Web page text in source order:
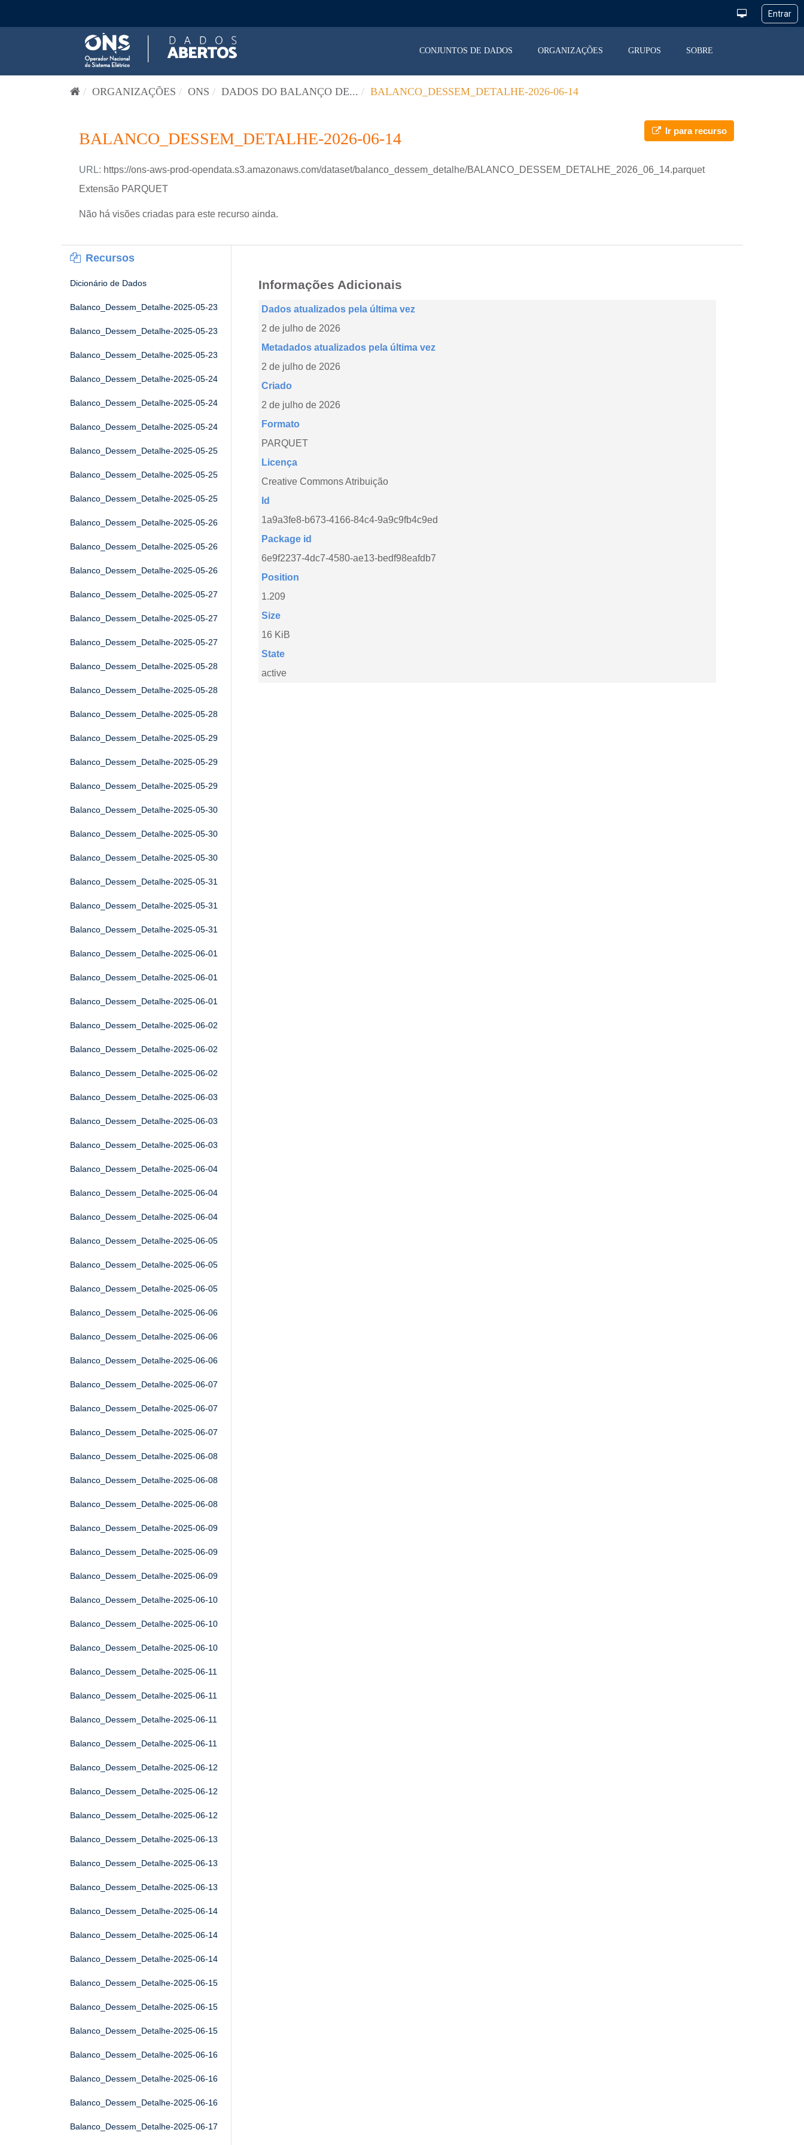
CONJUNTOS DE DADOS ORGANIZAÇÕES GRUPOS SOBRE
ORGANIZAÇÕES ONS DADOS DO BALANÇO DE... BALANCO_DESSEM_DETALHE-2026-06-14
Ir para recurso
BALANCO_DESSEM_DETALHE-2026-06-14
URL: https://ons-aws-prod-opendata.s3.amazonaws.com/dataset/balanco_dessem_detalhe/BALANCO_DESSEM_DETALHE_2026_06_14.parquet
Extensão PARQUET
Não há visões criadas para este recurso ainda.
Recursos
Dicionário de Dados
Balanco_Dessem_Detalhe-2025-05-23
Balanco_Dessem_Detalhe-2025-05-23
Balanco_Dessem_Detalhe-2025-05-23
Balanco_Dessem_Detalhe-2025-05-24
Balanco_Dessem_Detalhe-2025-05-24
Balanco_Dessem_Detalhe-2025-05-24
Balanco_Dessem_Detalhe-2025-05-25
Balanco_Dessem_Detalhe-2025-05-25
Balanco_Dessem_Detalhe-2025-05-25
Balanco_Dessem_Detalhe-2025-05-26
Balanco_Dessem_Detalhe-2025-05-26
Balanco_Dessem_Detalhe-2025-05-26
Balanco_Dessem_Detalhe-2025-05-27
Balanco_Dessem_Detalhe-2025-05-27
Balanco_Dessem_Detalhe-2025-05-27
Balanco_Dessem_Detalhe-2025-05-28
Balanco_Dessem_Detalhe-2025-05-28
Balanco_Dessem_Detalhe-2025-05-28
Balanco_Dessem_Detalhe-2025-05-29
Balanco_Dessem_Detalhe-2025-05-29
Balanco_Dessem_Detalhe-2025-05-29
Balanco_Dessem_Detalhe-2025-05-30
Balanco_Dessem_Detalhe-2025-05-30
Balanco_Dessem_Detalhe-2025-05-30
Balanco_Dessem_Detalhe-2025-05-31
Balanco_Dessem_Detalhe-2025-05-31
Balanco_Dessem_Detalhe-2025-05-31
Balanco_Dessem_Detalhe-2025-06-01
Balanco_Dessem_Detalhe-2025-06-01
Balanco_Dessem_Detalhe-2025-06-01
Balanco_Dessem_Detalhe-2025-06-02
Balanco_Dessem_Detalhe-2025-06-02
Balanco_Dessem_Detalhe-2025-06-02
Balanco_Dessem_Detalhe-2025-06-03
Balanco_Dessem_Detalhe-2025-06-03
Balanco_Dessem_Detalhe-2025-06-03
Balanco_Dessem_Detalhe-2025-06-04
Balanco_Dessem_Detalhe-2025-06-04
Balanco_Dessem_Detalhe-2025-06-04
Balanco_Dessem_Detalhe-2025-06-05
Balanco_Dessem_Detalhe-2025-06-05
Balanco_Dessem_Detalhe-2025-06-05
Balanco_Dessem_Detalhe-2025-06-06
Balanco_Dessem_Detalhe-2025-06-06
Balanco_Dessem_Detalhe-2025-06-06
Balanco_Dessem_Detalhe-2025-06-07
Balanco_Dessem_Detalhe-2025-06-07
Balanco_Dessem_Detalhe-2025-06-07
Balanco_Dessem_Detalhe-2025-06-08
Balanco_Dessem_Detalhe-2025-06-08
Balanco_Dessem_Detalhe-2025-06-08
Balanco_Dessem_Detalhe-2025-06-09
Balanco_Dessem_Detalhe-2025-06-09
Balanco_Dessem_Detalhe-2025-06-09
Balanco_Dessem_Detalhe-2025-06-10
Balanco_Dessem_Detalhe-2025-06-10
Balanco_Dessem_Detalhe-2025-06-10
Balanco_Dessem_Detalhe-2025-06-11
Balanco_Dessem_Detalhe-2025-06-11
Balanco_Dessem_Detalhe-2025-06-11
Balanco_Dessem_Detalhe-2025-06-11
Balanco_Dessem_Detalhe-2025-06-12
Balanco_Dessem_Detalhe-2025-06-12
Balanco_Dessem_Detalhe-2025-06-12
Balanco_Dessem_Detalhe-2025-06-13
Balanco_Dessem_Detalhe-2025-06-13
Balanco_Dessem_Detalhe-2025-06-13
Balanco_Dessem_Detalhe-2025-06-14
Balanco_Dessem_Detalhe-2025-06-14
Balanco_Dessem_Detalhe-2025-06-14
Balanco_Dessem_Detalhe-2025-06-15
Balanco_Dessem_Detalhe-2025-06-15
Balanco_Dessem_Detalhe-2025-06-15
Balanco_Dessem_Detalhe-2025-06-16
Balanco_Dessem_Detalhe-2025-06-16
Balanco_Dessem_Detalhe-2025-06-16
Balanco_Dessem_Detalhe-2025-06-17
Informações Adicionais
Dados atualizados pela última vez
2 de julho de 2026
Metadados atualizados pela última vez
2 de julho de 2026
Criado
2 de julho de 2026
Formato
PARQUET
Licença
Creative Commons Atribuição
Id
1a9a3fe8-b673-4166-84c4-9a9c9fb4c9ed
Package id
6e9f2237-4dc7-4580-ae13-bedf98eafdb7
Position
1.209
Size
16 KiB
State
active